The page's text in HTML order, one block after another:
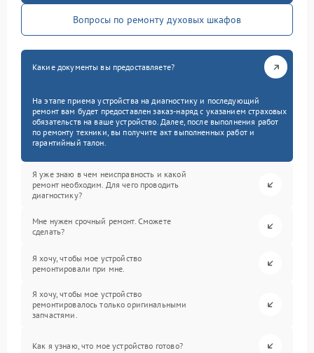
Вопросы по ремонту духовых шкафов
Какие документы вы предоставляете?
На этапе приема устройства на диагностику и последующий
ремонт вам будет предоставлен заказ-наряд с указанием страховых
обязательств на ваше устройство. Далее, после выполнения работ
по ремонту техники, вы получите акт выполненных работ и
гарантийный талон.
Я уже знаю в чем неисправность и какой
ремонт необходим. Для чего проводить
диагностику?
Мне нужен срочный ремонт. Сможете
сделать?
Я хочу, чтобы мое устройство
ремонтировали при мне.
Я хочу, чтобы мое устройство
ремонтировалось только оригинальными
запчастями.
Как я узнаю, что мое устройство готово?